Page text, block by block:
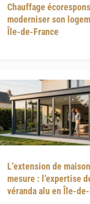
Chauffage
moderniser son
Île-de-France
L’extension de
mesure : l’expertise
véranda alu en Île-